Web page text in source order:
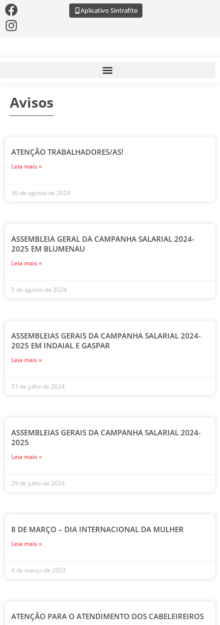
Aplicativo Sintrafite
Avisos
ATENÇÃO TRABALHADORES/AS!
Leia mais »
30 de agosto de 2024
ASSEMBLEIA GERAL DA CAMPANHA SALARIAL 2024-
2025 EM BLUMENAU
Leia mais »
5 de agosto de 2024
ASSEMBLEIAS GERAIS DA CAMPANHA SALARIAL 2024-
2025 EM INDAIAL E GASPAR
Leia mais »
31 de julho de 2024
ASSEMBLEIAS GERAIS DA CAMPANHA SALARIAL 2024-
2025
Leia mais »
29 de julho de 2024
8 DE MARÇO – DIA INTERNACIONAL DA MULHER
Leia mais »
4 de março de 2023
ATENÇÃO PARA O ATENDIMENTO DOS CABELEIREIROS